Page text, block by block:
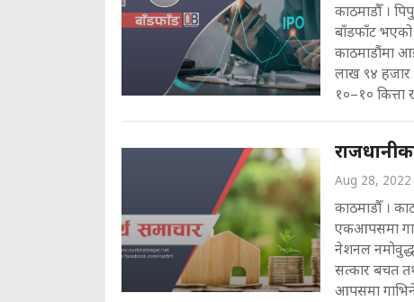
काठमाडौँ ।
बाँडफाँट भएको
काठमाडौंमा
लाख ९४
१०–१० कित्ता
Aug 28, 2022
काठमाडौँ ।
एकआपसमा
नेशनल
सत्कार बचत
आपसमा